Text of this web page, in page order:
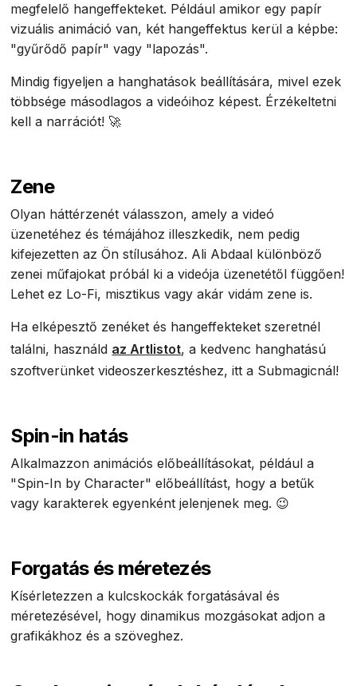
megfelelő hangeffekteket. Például amikor egy papír
vizuális animáció van, két hangeffektus kerül a képbe:
"gyűrődő papír" vagy "lapozás".
Mindig figyeljen a hanghatások beállítására, mivel ezek
többsége másodlagos a videóihoz képest. Érzékeltetni
kell a narrációt! 🚀
Zene
Olyan háttérzenét válasszon, amely a videó
üzenetéhez és témájához illeszkedik, nem pedig
kifejezetten az Ön stílusához. Ali Abdaal különböző
zenei műfajokat próbál ki a videója üzenetétől függően!
Lehet ez Lo-Fi, misztikus vagy akár vidám zene is.
Ha elképesztő zenéket és hangeffekteket szeretnél
találni, használd az Artlistot, a kedvenc hanghatású
szoftverünket videoszerkesztéshez, itt a Submagicnál!
Spin-in hatás
Alkalmazzon animációs előbeállításokat, például a
"Spin-In by Character" előbeállítást, hogy a betűk
vagy karakterek egyenként jelenjenek meg. 😉
Forgatás és méretezés
Kísérletezzen a kulcskockák forgatásával és
méretezésével, hogy dinamikus mozgásokat adjon a
grafikákhoz és a szöveghez.